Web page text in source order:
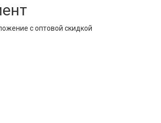
с оптовой скидкой